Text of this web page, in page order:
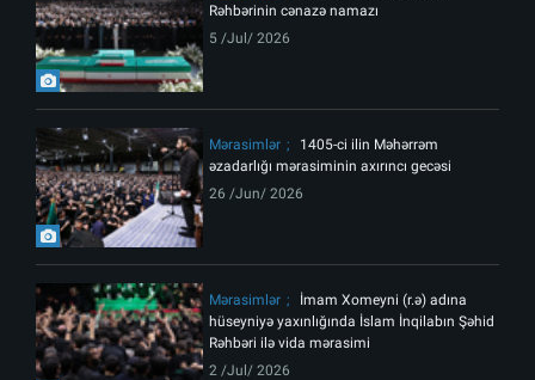
Rəhbərinin cənazə namazı
5 /Jul/ 2026
Mərasimlər
1405-ci ilin Məhərrəm
əzadarlığı mərasiminin axırıncı gecəsi
26 /Jun/ 2026
Mərasimlər
İmam Xomeyni (r.ə) adına
hüseyniyə yaxınlığında İslam İnqilabın Şəhid
Rəhbəri ilə vida mərasimi
2 /Jul/ 2026